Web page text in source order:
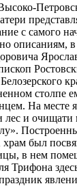
с самого
описаниям,
столпе
На месте
и очищати
был
в нем
Трифона